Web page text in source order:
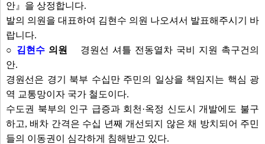
의장 윤창철
한상민 의원
김현수 의원
정희태 의원
발언보기 선택취소
안건
안』을 상정합니다.
발의 의원을 대표하여 김현수 의원 나오셔서 발표해주시기 바
랍니다.
○ 김현수 의원
경원선 셔틀 전동열차 국비 지원 촉구건의
안.
경원선은 경기 북부 수십만 주민의 일상을 책임지는 핵심 광
역 교통망이자 국가 철도이다.
수도권 북부의 인구 급증과 회천·옥정 신도시 개발에도 불구
하고, 배차 간격은 수십 년째 개선되지 않은 채 방치되어 주민
들의 이동권이 심각하게 침해받고 있다.